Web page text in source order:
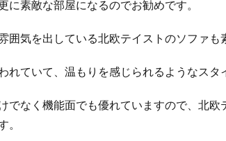
に素敵な部屋になるのでお勧めです。
囲気を出している北欧テイストのソファも
れていて、温もりを感じられるようなスタ
でなく機能面でも優れていますので、北
。